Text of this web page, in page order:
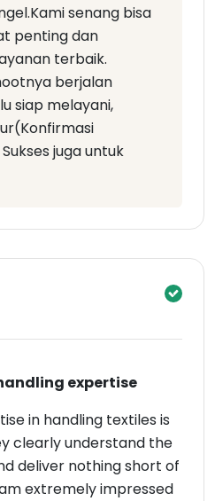
senang bisa
penting dan
terbaik.
berjalan
siap melayani,
juga untuk
expertise
in handling textiles is
clearly understand the
deliver nothing short of
extremely impressed